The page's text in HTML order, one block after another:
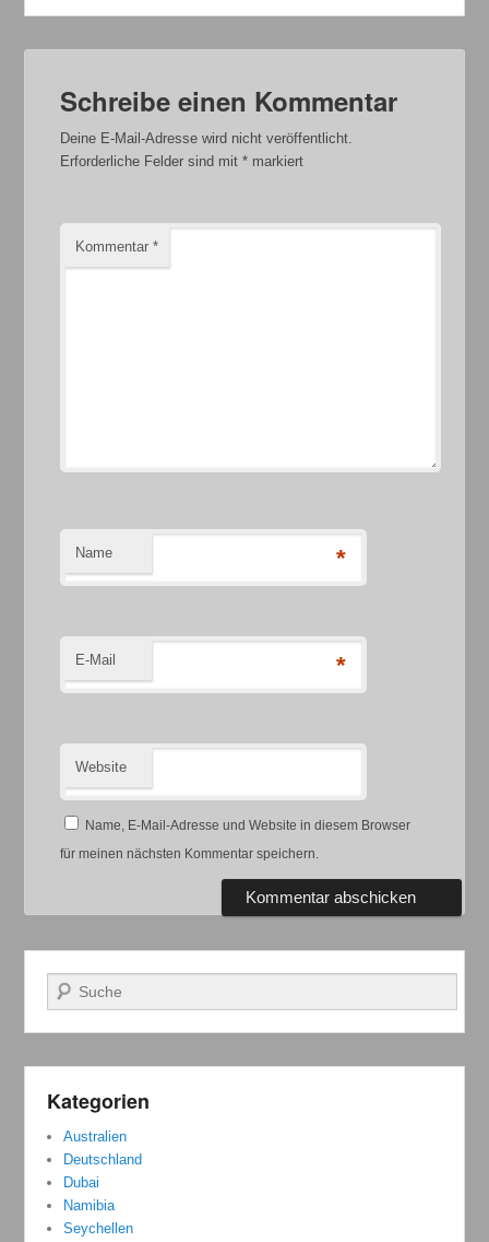
Schreibe einen Kommentar
Deine E-Mail-Adresse wird nicht veröffentlicht.
Erforderliche Felder sind mit* markiert
Kommentar*
Name *
E-Mail *
Website
Name, E-Mail-Adresse und Website in diesem Browser
für meinen nächsten Kommentar speichern.
Suchen
Kategorien
Australien
Deutschland
Dubai
Namibia
Seychellen